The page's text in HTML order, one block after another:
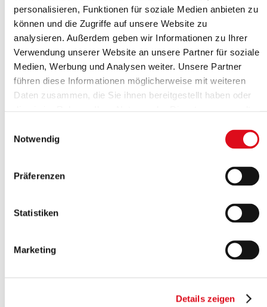
personalisieren, Funktionen für soziale Medien anbieten zu
können und die Zugriffe auf unsere Website zu
analysieren. Außerdem geben wir Informationen zu Ihrer
Verwendung unserer Website an unsere Partner für soziale
Medien, Werbung und Analysen weiter. Unsere Partner
führen diese Informationen möglicherweise mit weiteren
Daten zusammen, die Sie ihnen bereitgestellt haben oder
Notwendig
Präferenzen
Statistiken
Marketing
Details zeigen
Oberflächenveredelung und Montage.